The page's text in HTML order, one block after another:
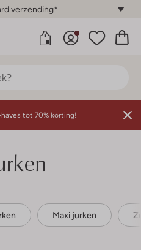
verzending*
tot 70% korting!
Maxi jurken